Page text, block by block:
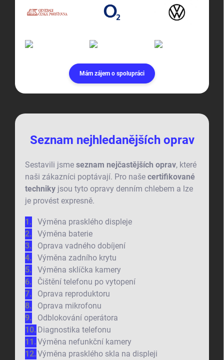
Mám zájem o spolupráci
Seznam nejhledanějších oprav
Sestavili jsme seznam nejčastějších oprav, které
naši zákazníci poptávají. Pro naše certifikované
techniky jsou tyto opravy denním chlebem a lze
je provést expresně.
Výměna prasklého displeje
Výměna baterie
Oprava vadného dobíjení
Výměna zadního krytu
Výměna sklíčka kamery
Čištění telefonu po vytopení
Oprava reproduktoru
Oprava mikrofonu
Odblokování operátora
Diagnostika telefonu
Výměna nefunkční kamery
Výměna prasklého skla na displeji